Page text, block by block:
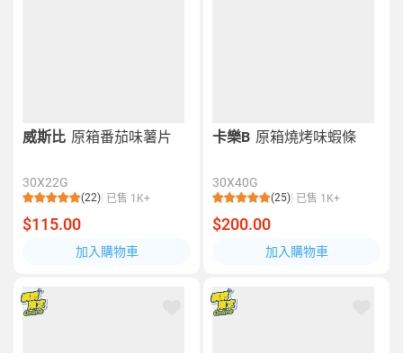
威斯比 原箱番茄味薯片
30X22G
(22) 已售 1K+
$115.00
加入購物車
卡樂B 原箱燒烤味蝦條
30X40G
(25) 已售 1K+
$200.00
加入購物車